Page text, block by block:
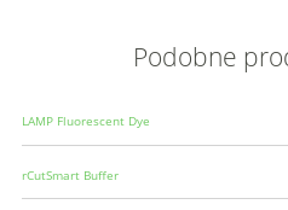
Podobne
LAMP Fluorescent Dye
rCutSmart Buffer